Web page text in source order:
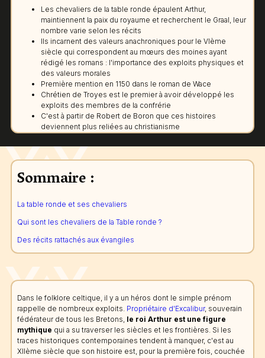
Les chevaliers de la table ronde épaulent Arthur,
maintiennent la paix du royaume et recherchent le Graal, leur
nombre varie selon les récits
Ils incarnent des valeurs anachroniques pour le VIème
siècle qui correspondent au mœurs des moines ayant
rédigé les romans : l'importance des exploits physiques et
des valeurs morales
Première mention en 1150 dans le roman de Wace
Chrétien de Troyes est le premier à avoir développé les
exploits des membres de la confrérie
C'est à partir de Robert de Boron que ces histoires
deviennent plus reliées au christianisme
Sommaire :
La table ronde et ses chevaliers
Qui sont les chevaliers de la Table ronde ?
Des récits rattachés aux évangiles
Dans le folklore celtique, il y a un héros dont le simple prénom
rappelle de nombreux exploits. Propriétaire d'Excalibur, souverain
fédérateur de tous les Bretons, le roi Arthur est une figure
mythique qui a su traverser les siècles et les frontières. Si les
traces historiques contemporaines tendent à manquer, c'est au
XIIème siècle que son histoire est, pour la première fois, couchée